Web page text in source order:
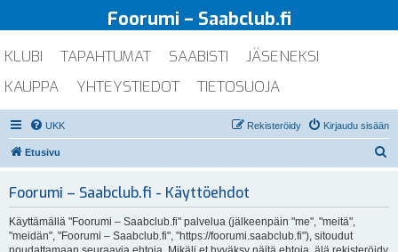
Foorumi – Saabclub.fi
KLUBI TAPAHTUMAT SAABISTI
JÄSENEKSI
KAUPPA
YHTEYSTIEDOT TIETOSUOJA
UKK Kirjaudu sisään
Rekisteröidy
Etusivu
Foorumi – Saabclub.fi - Käyttöehdot
Käyttämällä "Foorumi – Saabclub.fi" palvelua (jälkeenpäin "me", "meitä",
"meidän", "Foorumi – Saabclub.fi", "https://foorumi.saabclub.fi"), sitoudut